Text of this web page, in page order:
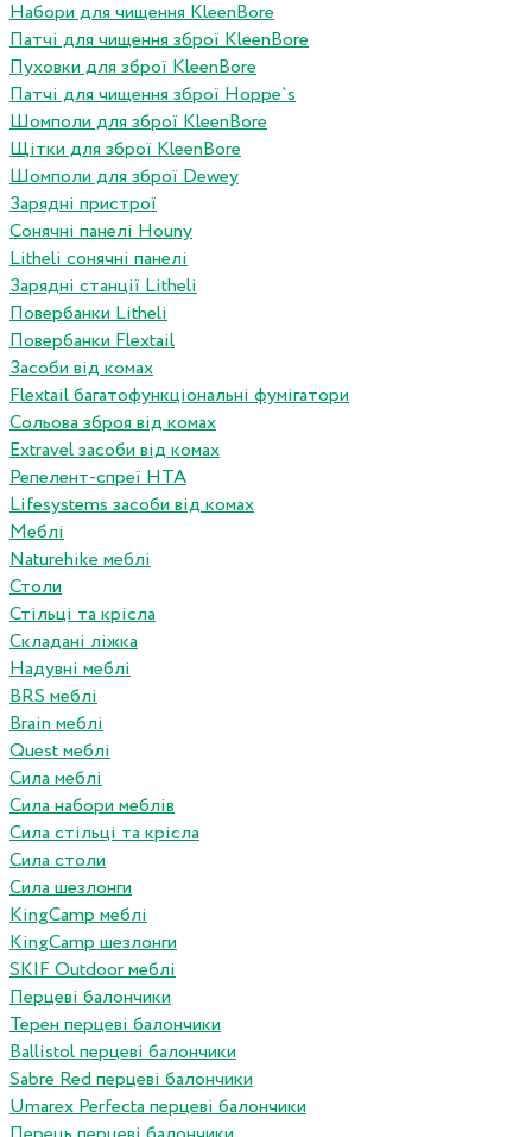
Набори для чищення KleenBore
Патчі для чищення зброї KleenBore
Пуховки для зброї KleenBore
Патчі для чищення зброї Hoppe`s
Шомполи для зброї KleenBore
Щітки для зброї KleenBore
Шомполи для зброї Dewey
Зарядні пристрої
Сонячні панелі Houny
Litheli сонячні панелі
Зарядні станції Litheli
Повербанки Litheli
Повербанки Flextail
Засоби від комах
Flextail багатофункціональні фумігатори
Сольова зброя від комах
Extravel засоби від комах
Репелент-спреї HTA
Lifesystems засоби від комах
Меблі
Naturehike меблі
Столи
Стільці та крісла
Складані ліжка
Надувні меблі
BRS меблі
Brain меблі
Quest меблі
Сила меблі
Сила набори меблів
Сила стільці та крісла
Сила столи
Сила шезлонги
KingCamp меблі
KingCamp шезлонги
SKIF Outdoor меблі
Перцеві балончики
Терен перцеві балончики
Ballistol перцеві балончики
Sabre Red перцеві балончики
Umarex Perfecta перцеві балончики